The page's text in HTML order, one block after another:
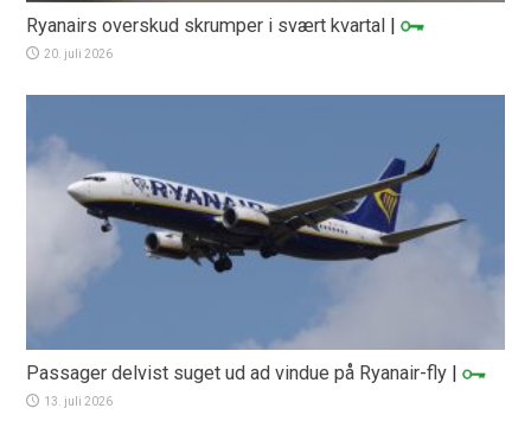
Ryanairs overskud skrumper i svært kvartal |
20. juli 2026
Passager delvist suget ud ad vindue på Ryanair-fly |
13. juli 2026